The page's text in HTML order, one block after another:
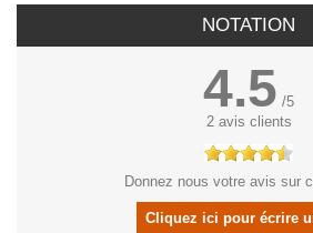
NOTATION
4.5 /5
2avis clients
Donnez nous votre avis sur
Cliquez ici pour écrire